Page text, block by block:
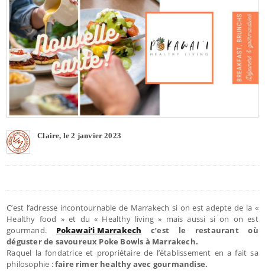
Claire, le 2 janvier 2023
C’est l’adresse incontournable de Marrakech si on est adepte de la «
Healthy food » et du « Healthy living » mais aussi si on on est
gourmand. Pokawai’i Marrakech c’est le restaurant où
déguster de savoureux Poke Bowls à Marrakech.
Raquel la fondatrice et propriétaire de l’établissement en a fait sa
philosophie :faire rimer healthy avec gourmandise.